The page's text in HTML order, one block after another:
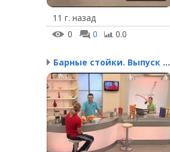
11 г. назад
0
0 0.0
Барные стойки. Выпуск 141